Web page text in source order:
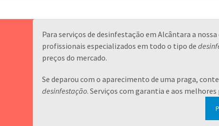
Para serviços de desinfestação em Alcântara a
profissionais especializados em todo o tipo de
preços do mercado.
Se deparou com o aparecimento de uma praga,
desinfestação. Serviços com garantia e aos melhores